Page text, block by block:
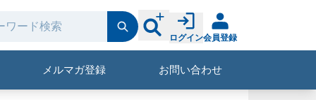
ログイン会員登録
メルマガ登録 お問い合わせ